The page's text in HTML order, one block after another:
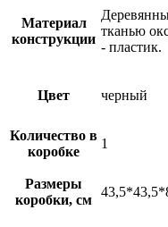
Материал
конструкции
тканью
- пластик.
Цвет черный
Количество в
коробке
1
Размеры
коробки, см